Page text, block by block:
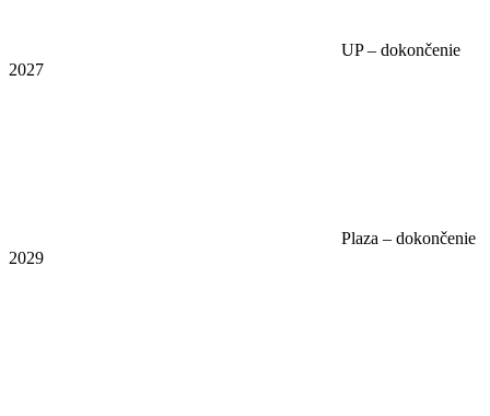
UP – dokončenie
2027
Plaza – dokončenie
2029